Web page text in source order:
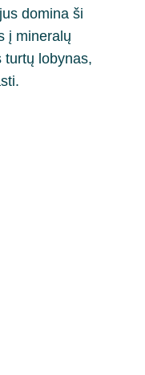
domina ši
į mineralų
turtų lobynas,